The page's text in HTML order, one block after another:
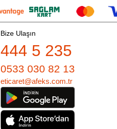
Bize Ulaşın
444 5 235
0533 030 82 13
eticaret@afeks.com.tr